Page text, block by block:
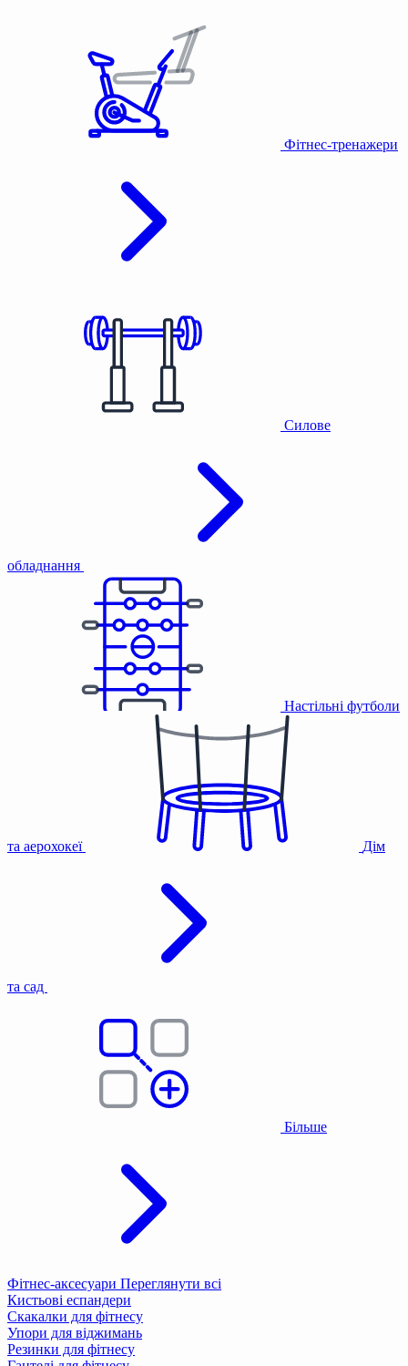
Фітнес-тренажери
Силове
обладнання
Настільні футболи
та аерохокеї Дім
та сад
Більше
Фітнес-аксесуари Переглянути всі
Кистьові еспандери
Скакалки для фітнесу
Упори для віджимань
Резинки для фітнесу